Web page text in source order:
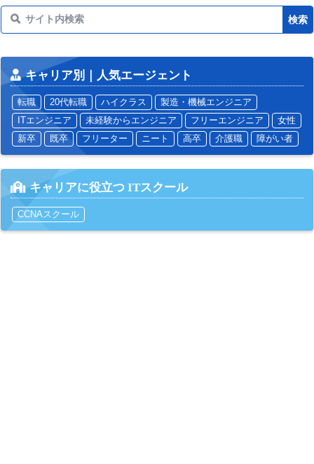
キャリア別｜人気エージェント
転職 20代転職 ハイクラス
製造・機械エンジニア
ITエンジニア
未経験からエンジニア フリーエンジニア
女性
新卒
既卒 フリーター ニート 高卒 介護職 障がい者
キャリアに役立つ ITスクール
CCNAスクール